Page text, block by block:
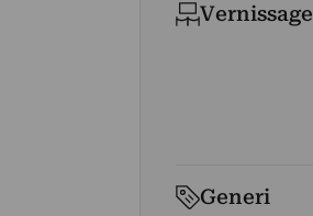
Vernissage
Generi